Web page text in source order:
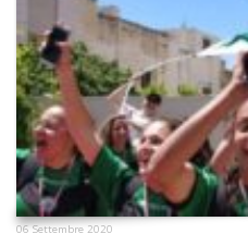
06 Settembre 2020